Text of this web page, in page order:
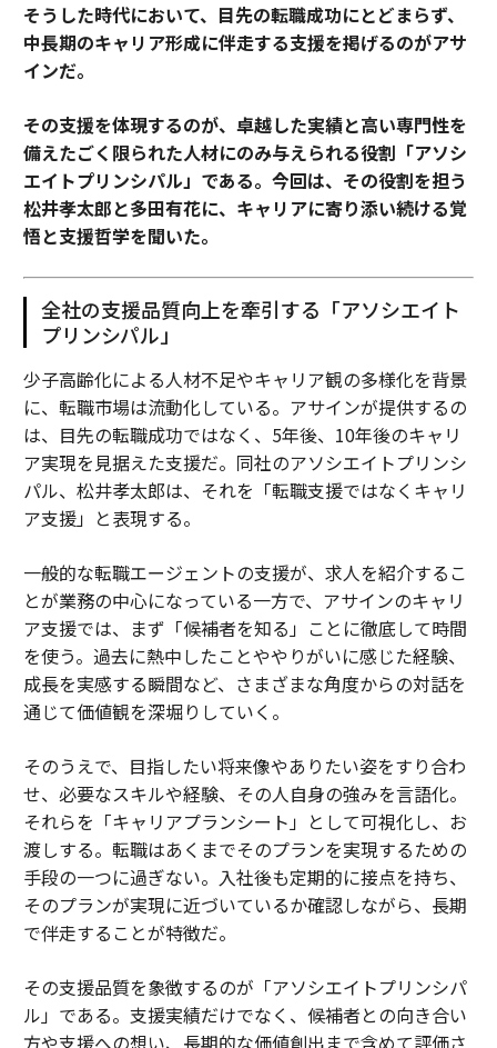
そうした時代において、目先の転職成功にとどまらず、
中長期のキャリア形成に伴走する支援を掲げるのがアサ
インだ。
その支援を体現するのが、卓越した実績と高い専門性を
備えたごく限られた人材にのみ与えられる役割「アソシ
エイトプリンシパル」である。今回は、その役割を担う
松井孝太郎と多田有花に、キャリアに寄り添い続ける覚
悟と支援哲学を聞いた。
全社の支援品質向上を牽引する「アソシエイト
プリンシパル」
少子高齢化による人材不足やキャリア観の多様化を背景
に、転職市場は流動化している。アサインが提供するの
は、目先の転職成功ではなく、5年後、10年後のキャリ
ア実現を見据えた支援だ。同社のアソシエイトプリンシ
パル、松井孝太郎は、それを「転職支援ではなくキャリ
ア支援」と表現する。
一般的な転職エージェントの支援が、求人を紹介するこ
とが業務の中心になっている一方で、アサインのキャリ
ア支援では、まず「候補者を知る」ことに徹底して時間
を使う。過去に熱中したことややりがいに感じた経験、
成長を実感する瞬間など、さまざまな角度からの対話を
通じて価値観を深堀りしていく。
そのうえで、目指したい将来像やありたい姿をすり合わ
せ、必要なスキルや経験、その人自身の強みを言語化。
それらを「キャリアプランシート」として可視化し、お
渡しする。転職はあくまでそのプランを実現するための
手段の一つに過ぎない。入社後も定期的に接点を持ち、
そのプランが実現に近づいているか確認しながら、長期
で伴走することが特徴だ。
その支援品質を象徴するのが「アソシエイトプリンシパ
ル」である。支援実績だけでなく、候補者との向き合い
方や支援への想い、長期的な価値創出まで含めて評価さ